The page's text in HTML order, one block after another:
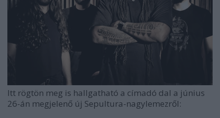
Itt rögtön meg is hallgatható a címadó dal a június
26-án megjelenő új Sepultura-nagylemezről: